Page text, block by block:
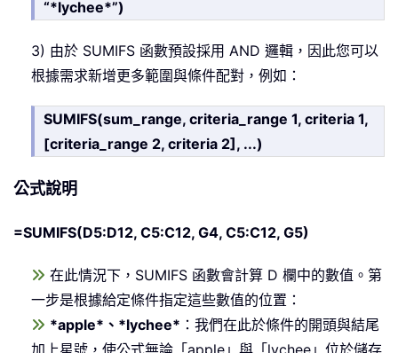
“*lychee*”)
3) 由於 SUMIFS 函數預設採用 AND 邏輯，因此您可以
根據需求新增更多範圍與條件配對，例如：
SUMIFS(sum_range, criteria_range 1, criteria 1,
[criteria_range 2, criteria 2], ...)
公式說明
=SUMIFS(D5:D12, C5:C12, G4, C5:C12, G5)
在此情況下，SUMIFS 函數會計算 D 欄中的數值。第
一步是根據給定條件指定這些數值的位置：
*apple*、*lychee* ：我們在此於條件的開頭與結尾
加上星號，使公式無論「apple」與「lychee」位於儲存